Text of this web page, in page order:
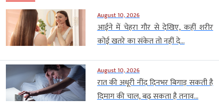
August 10, 2026
आईने में चेहरा गौर से देखिए, कहीं शरीर
कोई खतरे का संकेत तो नहीं दे...
August 10, 2026
रात की अधूरी नींद दिनभर बिगाड़ सकती है
दिमाग की चाल, बढ़ सकता है तनाव...